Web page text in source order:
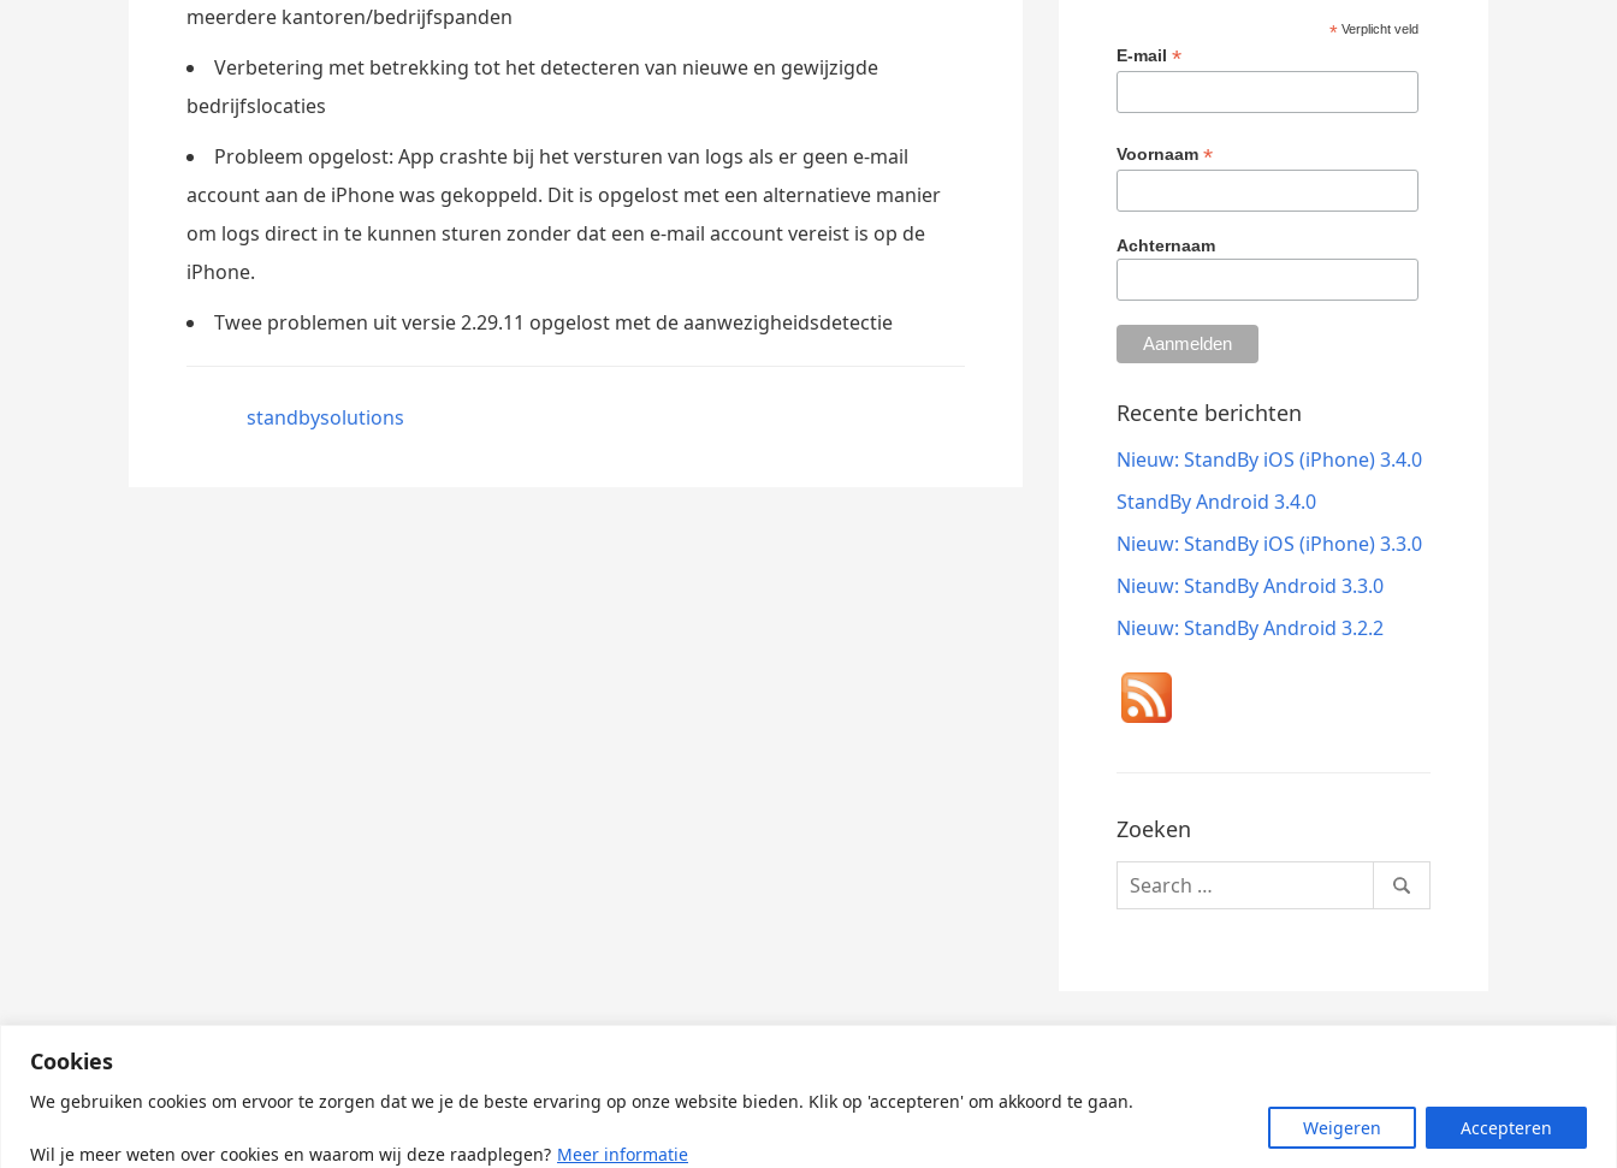
Cookies
We gebruiken cookies om ervoor te zorgen dat we je de beste ervaring op onze website bieden. Klik op 'accepteren' om akkoord te gaan.
Wil je meer weten over cookies en waarom wij deze raadplegen? Meer informatie
Weigeren Accepteren
meerdere kantoren/bedrijfspanden
Verbetering met betrekking tot het detecteren van nieuwe en gewijzigde
bedrijfslocaties
Probleem opgelost: App crashte bij het versturen van logs als er geen e-mail
account aan de iPhone was gekoppeld. Dit is opgelost met een alternatieve manier
om logs direct in te kunnen sturen zonder dat een e-mail account vereist is op de
iPhone.
Twee problemen uit versie 2.29.11 opgelost met de aanwezigheidsdetectie
standbysolutions
*Verplicht veld
E-mail*
Voornaam*
Achternaam
Recente berichten
Nieuw: StandBy iOS (iPhone) 3.4.0
StandBy Android 3.4.0
Nieuw: StandBy iOS (iPhone) 3.3.0
Nieuw: StandBy Android 3.3.0
Nieuw: StandBy Android 3.2.2
Zoeken
Search
for: